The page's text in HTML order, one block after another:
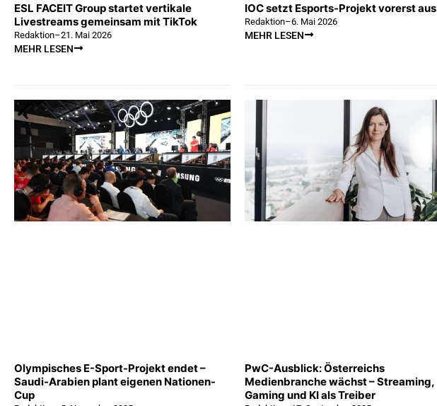
ESL FACEIT Group startet vertikale
Livestreams gemeinsam mit TikTok
Redaktion–21. Mai 2026
MEHR LESEN
IOC setzt Esports-Projekt vorerst aus
Redaktion–6. Mai 2026
MEHR LESEN
Olympisches E-Sport-Projekt endet –
Saudi-Arabien plant eigenen Nationen-
Cup
PwC-Ausblick: Österreichs
Medienbranche wächst – Streaming,
Gaming und KI als Treiber